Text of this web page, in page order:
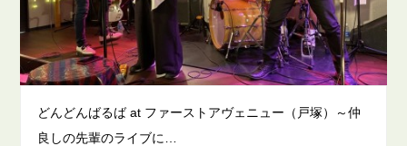
どんどんばるば at ファーストアヴェニュー（戸塚）～仲
良しの先輩のライブに…